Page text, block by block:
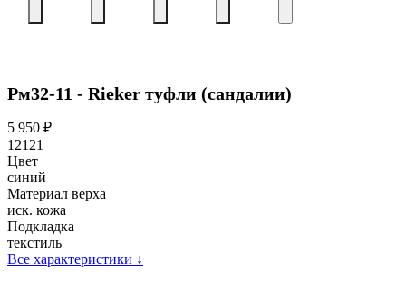
Рм32-11 - Rieker туфли (сандалии)
5 950 ₽
12121
Цвет
синий
Материал верха
иск. кожа
Подкладка
текстиль
Все характеристики ↓